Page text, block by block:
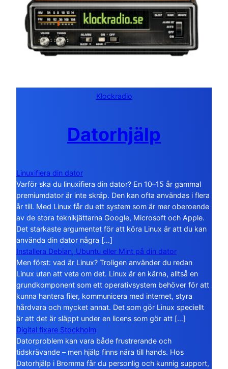
Klockradio
Datorhjälp
Linuxifiera din dator
Varför ska du linuxifiera din dator? En 10–15 år gammal
premiumdator är inte skräp. Den kan ofta användas i flera
år till. Med Linux får du ett system som är mer oberoende
av de stora teknikjättarna Google, Microsoft och Apple.
Det starkaste argumentet för att köra Linux är att du kan
använda din dator några […]
Installera Debian, Ubuntu eller Mint på din dator
Men först: vad är Linux? Troligen använder du redan
Linux utan att veta om det. Linux är en kärna, alltså en
grundkomponent som ett operativsystem behöver för att
kunna hantera filer, kommunicera med internet, styra
hårdvara och mycket annat. Det som gör Linux speciellt
är att det är släppt under en licens som gör att […]
Digital fixare Stockholm
Datorproblem kan vara både frustrerande och
tidskrävande – men hjälp finns nära till hands. Hos
Datorhjälp i Bromma får du personlig och kunnig support,